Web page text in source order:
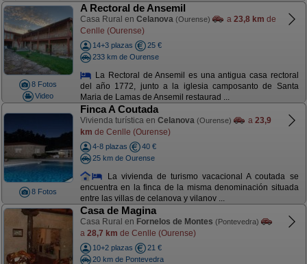
8 Fotos
Video
A Rectoral de Ansemil
Casa Rural en Celanova (Ourense) a 23,8 km de
Cenlle (Ourense)
14+3 plazas
25 €
233 km de Ourense
La Rectoral de Ansemil es una antigua casa rectoral
del año 1772, junto a la iglesia camposanto de Santa
Maria de Lamas de Ansemil restaurad ...
8 Fotos
Finca A Coutada
Vivienda turística en Celanova (Ourense) a 23,9
km de Cenlle (Ourense)
4-8 plazas
40 €
25 km de Ourense
La vivienda de turismo vacacional A coutada se
encuentra en la finca de la misma denominación situada
entre las villas de celanova y vilanov ...
Casa de Magina
Casa Rural en Fornelos de Montes (Pontevedra)
a 28,7 km de Cenlle (Ourense)
10+2 plazas
21 €
20 km de Pontevedra